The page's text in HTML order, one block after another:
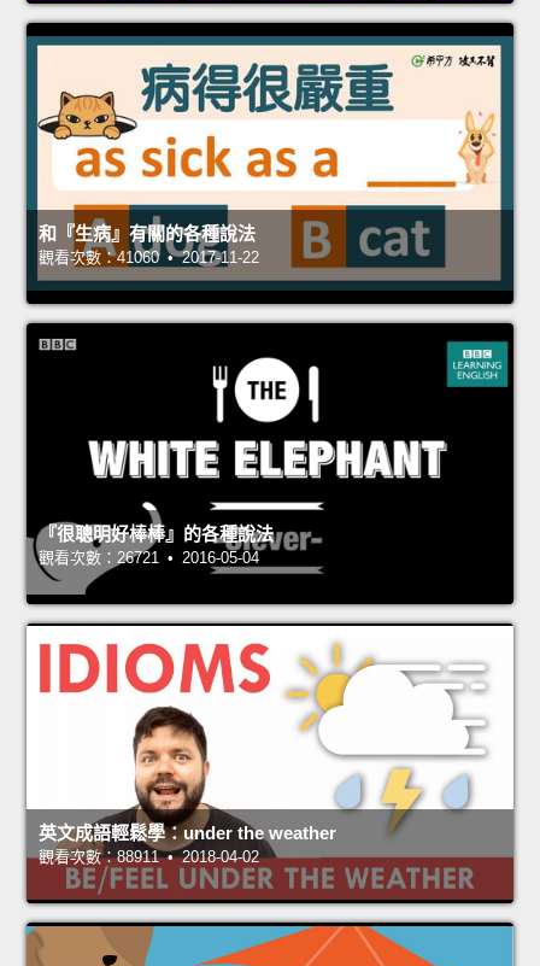
和『生病』有關的各種說法
觀看次數：41060 • 2017-11-22
『很聰明好棒棒』的各種說法
觀看次數：26721 • 2016-05-04
英文成語輕鬆學：under the weather
觀看次數：88911 • 2018-04-02